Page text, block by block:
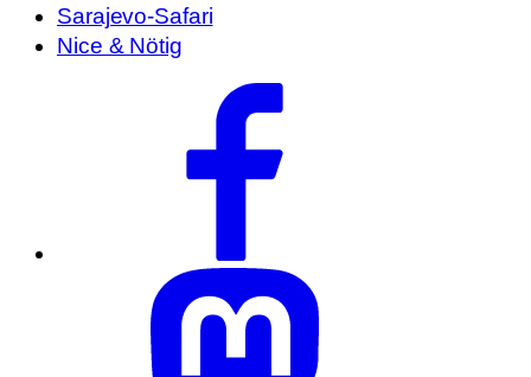
Sarajevo-Safari
Nice & Nötig